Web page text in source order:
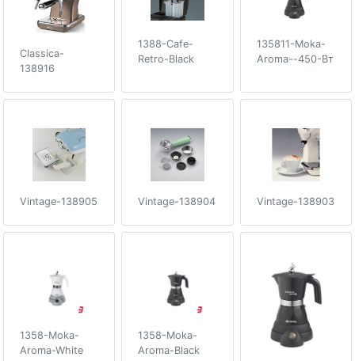
Classica-
138916
1388-Cafe-
Retro-Black
135811-Moka-
Aroma--450-Вт
Vintage-138905 Vintage-138904 Vintage-138903
1358-Moka-
Aroma-White
1358-Moka-
Aroma-Black